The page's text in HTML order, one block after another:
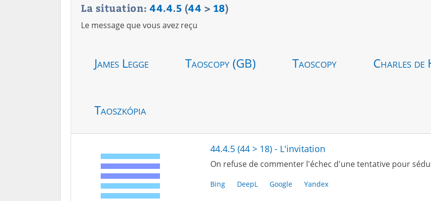
La situation: 44.4.5 (44 > 18)
Le message que vous avez reçu
James Legge Taoscopy (GB) Taoscopy Charles de
Taoszkópia
44.4.5 (44 > 18) - L'invitation
On refuse de commenter l'échec d'une tentative pour
Bing DeepL Google Yandex